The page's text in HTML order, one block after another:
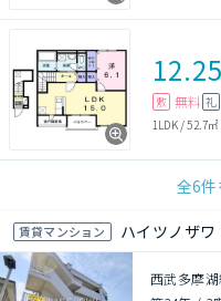
12.25
敷 無料 礼
1LDK/52.7㎡
全6件
賃貸マンション ハイツノザワ
西武多摩